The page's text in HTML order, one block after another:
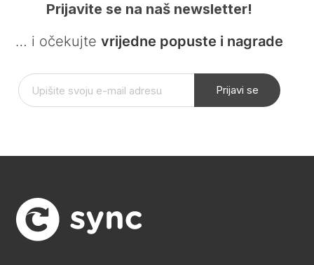
Prijavite se na naš newsletter!
… i očekujte vrijedne popuste i nagrade
Prijavi se